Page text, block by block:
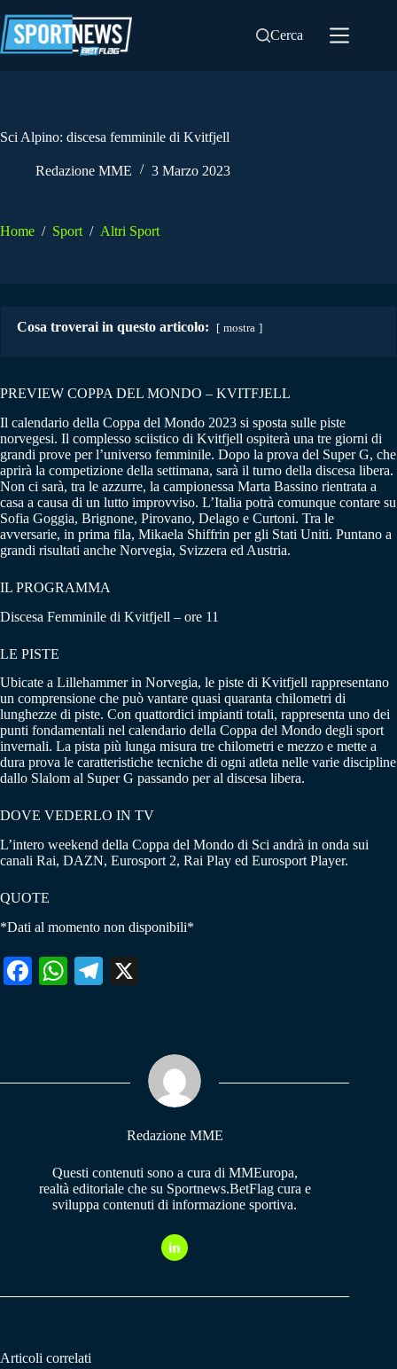
al
contenuto
Cerca
Sci Alpino: discesa femminile di Kvitfjell
Redazione MME 3 Marzo 2023
Home / Sport / Altri Sport
Cosa troverai in questo articolo: mostra
PREVIEW COPPA DEL MONDO – KVITFJELL
Il calendario della Coppa del Mondo 2023 si sposta sulle piste
norvegesi. Il complesso sciistico di Kvitfjell ospiterà una tre giorni di
grandi prove per l’universo femminile. Dopo la prova del Super G, che
aprirà la competizione della settimana, sarà il turno della discesa libera.
Non ci sarà, tra le azzurre, la campionessa Marta Bassino rientrata a
casa a causa di un lutto improvviso. L’Italia potrà comunque contare su
Sofia Goggia, Brignone, Pirovano, Delago e Curtoni. Tra le
avversarie, in prima fila, Mikaela Shiffrin per gli Stati Uniti. Puntano a
grandi risultati anche Norvegia, Svizzera ed Austria.
IL PROGRAMMA
Discesa Femminile di Kvitfjell – ore 11
LE PISTE
Ubicate a Lillehammer in Norvegia, le piste di Kvitfjell rappresentano
un comprensione che può vantare quasi quaranta chilometri di
lunghezze di piste. Con quattordici impianti totali, rappresenta uno dei
punti fondamentali nel calendario della Coppa del Mondo degli sport
invernali. La pista più lunga misura tre chilometri e mezzo e mette a
dura prova le caratteristiche tecniche di ogni atleta nelle varie discipline
dallo Slalom al Super G passando per al discesa libera.
DOVE VEDERLO IN TV
L’intero weekend della Coppa del Mondo di Sci andrà in onda sui
canali Rai, DAZN, Eurosport 2, Rai Play ed Eurosport Player.
QUOTE
*Dati al momento non disponibili*
Fa W
pp
Te
m
Redazione MME
Questi contenuti sono a cura di MMEuropa,
realtà editoriale che su Sportnews.BetFlag cura e
sviluppa contenuti di informazione sportiva.
Articoli correlati